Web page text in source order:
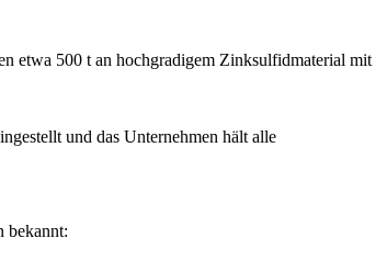
etwa 500 t an hochgradigem Zinksulfidmaterial mit
und das Unternehmen hält alle
bekannt: